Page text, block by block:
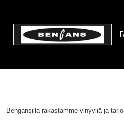
Bengansilla rakastamme vinyyliä ja